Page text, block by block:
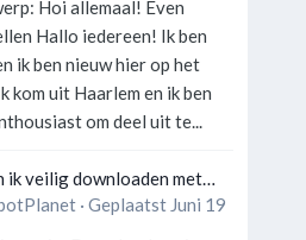
Hoi allemaal! Even
Hallo iedereen! Ik ben
ik ben nieuw hier op het
kom uit Haarlem en ik ben
om deel uit te...
ik veilig downloaden met
zonder technische kennis?
· Geplaatst Juni 19